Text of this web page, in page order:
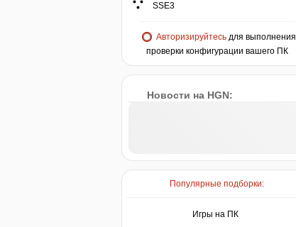
SSE3
Авторизируйтесьдля выполнения
проверки конфигурации вашего ПК
Новости на HGN:
Популярные подборки:
Игры на ПК